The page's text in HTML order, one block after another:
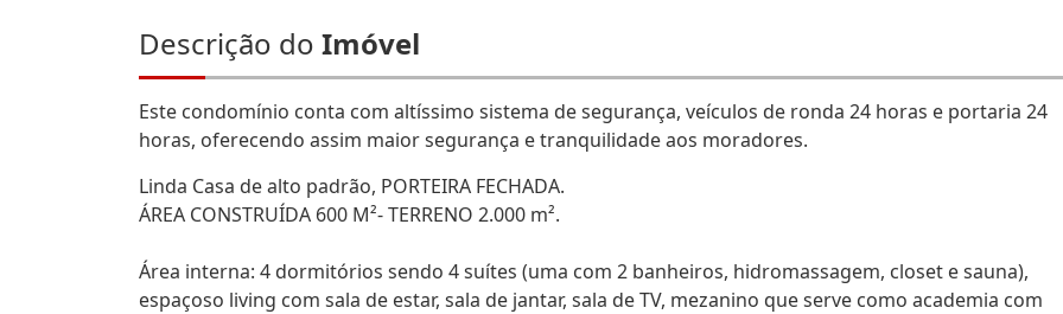
Descrição do Imóvel
Este condomínio conta com altíssimo sistema de segurança, veículos de ronda 24 horas e portaria 24
horas, oferecendo assim maior segurança e tranquilidade aos moradores.
Linda Casa de alto padrão, PORTEIRA FECHADA.
ÁREA CONSTRUÍDA 600 M²- TERRENO 2.000 m².
Área interna: 4 dormitórios sendo 4 suítes (uma com 2 banheiros, hidromassagem, closet e sauna),
espaçoso living com sala de estar, sala de jantar, sala de TV, mezanino que serve como academia com